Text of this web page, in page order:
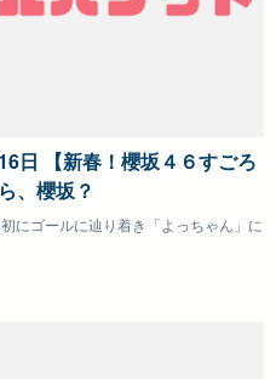
日 【新春！櫻坂４６すごろ
、櫻坂？
にゴールに辿り着き「よっちゃん」に